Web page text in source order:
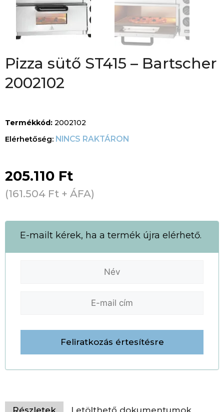
Pizza sütő ST415 – Bartscher
2002102
Termékkód: 2002102
NINCS RAKTÁRON
205.110 Ft
(161.504 Ft + ÁFA)
E-mailt kérek, ha a termék újra elérhető.
Részletek Letölthető dokumentumok